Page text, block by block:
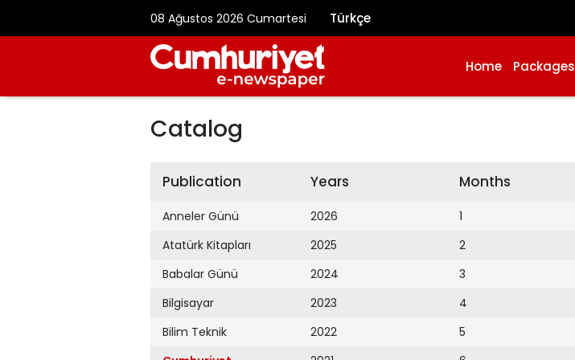
08 Ağustos 2026 Cumartesi Türkçe
Home Packages
Catalog
Publication
Anneler Günü
Atatürk Kitapları
Babalar Günü
Bilgisayar
Bilim Teknik
Years
2026
2025
2024
2023
2022
Months
1
2
3
4
5